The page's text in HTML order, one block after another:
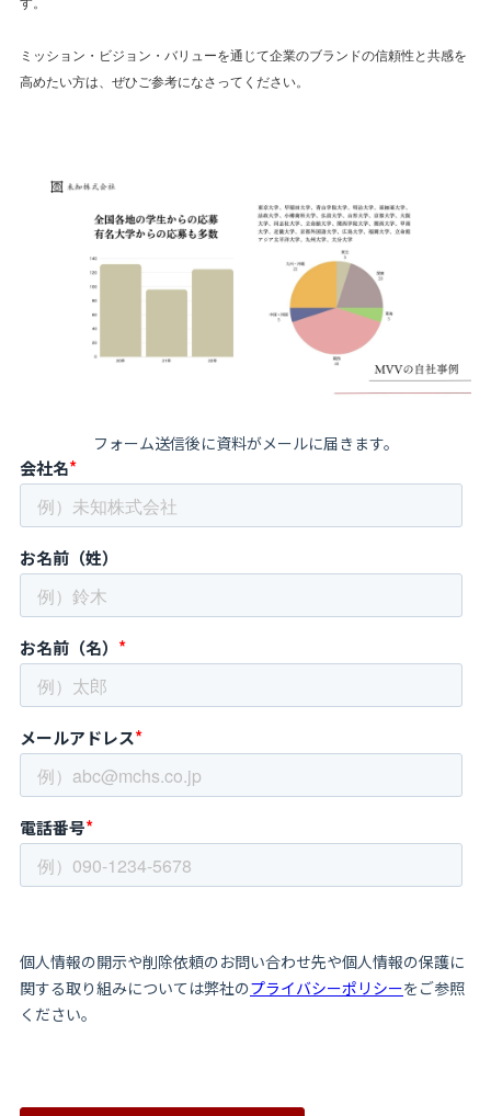
ミッション・ビジョン・バリューを通じて企業のブランドの信頼性と共感を
高めたい方は、ぜひご参考になさってください。